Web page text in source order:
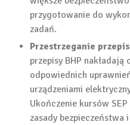
przygotowanie do
zadań.
Przestrzeganie
przepisy BHP
odpowiednich
urządzeniami
Ukończenie kursów
zasady